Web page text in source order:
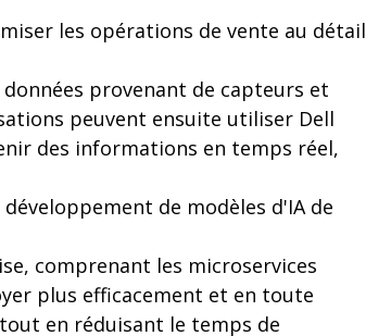
les opérations de vente au détail
provenant de capteurs et
peuvent ensuite utiliser Dell
des informations en temps réel,
de modèles d'IA de
comprenant les microservices
plus efficacement et en toute
en réduisant le temps de